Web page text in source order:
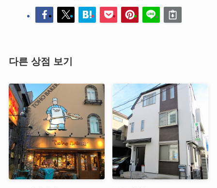
다른 상점 보기